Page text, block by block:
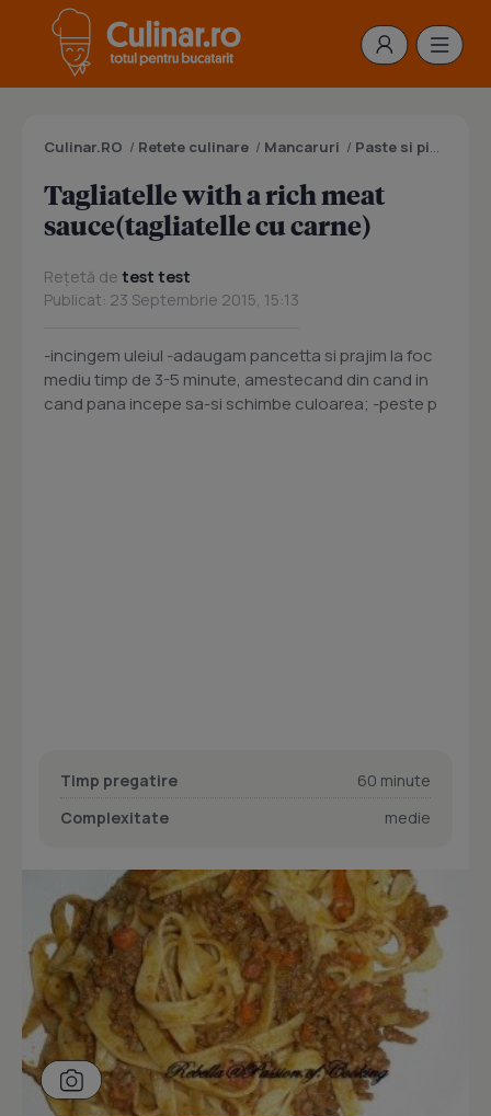
Culinar.RO / Retete culinare / Mancaruri / Paste si pizza
Tagliatelle with a rich meat
sauce(tagliatelle cu carne)
Rețetă de test test
Publicat: 23 Septembrie 2015, 15:13
-incingem uleiul -adaugam pancetta si prajim la foc
mediu timp de 3-5 minute, amestecand din cand in
cand pana incepe sa-si schimbe culoarea; -peste p
Timp pregatire
60 minute
Complexitate
medie